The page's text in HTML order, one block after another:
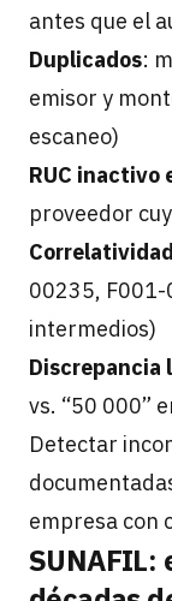
antes que el
Duplicados:
emisor y
escaneo)
RUC inactivo
proveedor
00235,
intermedios)
Discrepancia
vs. “50 000”
Detectar
empresa con
SUNAFIL: